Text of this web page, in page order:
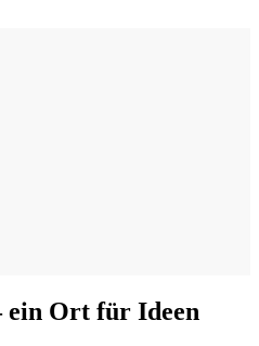
ein Ort für Ideen